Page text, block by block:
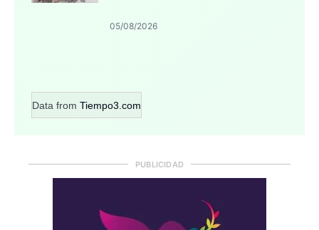
05/08/2026
Data from Tiempo3.com
PUBLICIDAD